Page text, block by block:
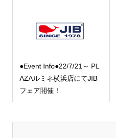
●Event Info●22/7/21～ PL
AZAルミネ横浜店にてJIB
フェア開催！